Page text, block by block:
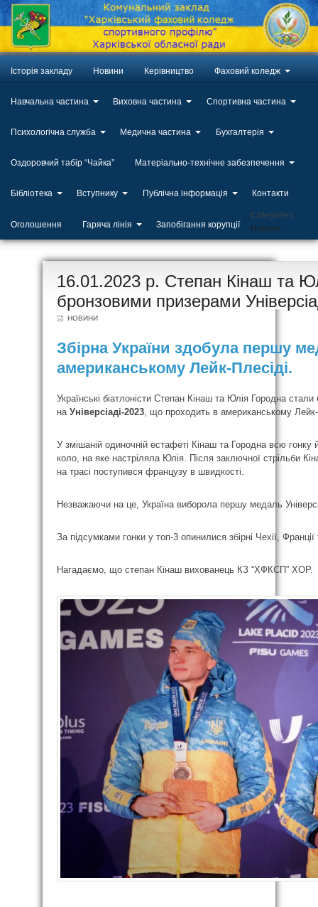
Історія закладу Новини Керівництво Фаховий коледж
Навчальна частина Виховна частина Спортивна частина
Психологічна служба Медична частина Бухгалтерія
Оздоровчий табір “Чайка” Матеріально-технічне забезпечення
Бібліотека Вступнику Публічна інформація Контакти
Оголошення Гаряча лінія Запобігання корупції
Categories
Новини
20
16.01.2023 р. Степан Кінаш та
бронзовими призерами
НОВИНИ
Збірна України здобула першу
американському Лейк-Плесіді.
Українські біатлоністи Степан Кінаш та Юлія Городна
на Універсіаді-2023 , що проходить в американському
У змішаній одиночній естафеті Кінаш та Городна всю
коло, на яке настріляла Юлія. Після заключної стрільби
на трасі поступився французу в швидкості.
Незважаючи на це, Україна виборола першу медаль
За підсумками гонки у топ-3 опинилися збірні Чехії, Франції
Нагадаємо, що степан Кінаш вихованець КЗ “ХФКСП” ХОР.